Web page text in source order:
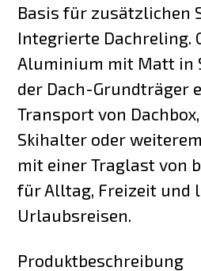
Basis für zusätzlichen
Integrierte Dachreling.
Aluminium mit Matt in
der Dach-Grundträger
Transport von
Skihalter oder
mit einer Traglast von
für Alltag, Freizeit und
Urlaubsreisen.
Produktbeschreibung